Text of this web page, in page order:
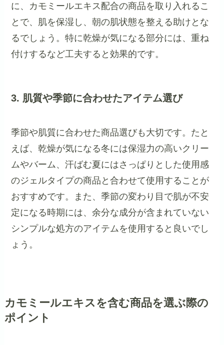
に、カモミールエキス配合の商品を取り入れるこ
とで、肌を保湿し、朝の肌状態を整える助けとな
るでしょう。特に乾燥が気になる部分には、重ね
付けするなど工夫すると効果的です。
3. 肌質や季節に合わせたアイテム選び
季節や肌質に合わせた商品選びも大切です。たと
えば、乾燥が気になる冬には保湿力の高いクリー
ムやバーム、汗ばむ夏にはさっぱりとした使用感
のジェルタイプの商品と合わせて使用することが
おすすめです。また、季節の変わり目で肌が不安
定になる時期には、余分な成分が含まれていない
シンプルな処方のアイテムを使用すると良いでし
ょう。
カモミールエキスを含む商品を選ぶ際の
ポイント